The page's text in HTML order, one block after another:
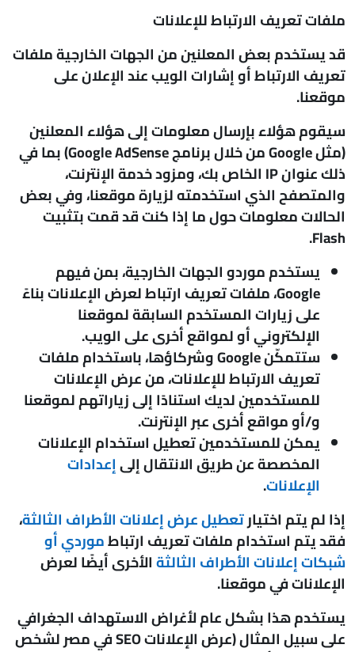
ملفات تعريف الارتباط للإعلانات
قد يستخدم بعض المعلنين من الجهات الخارجية ملفات
تعريف الارتباط أو إشارات الويب عند الإعلان على
موقعنا.
سيقوم هؤلاء بإرسال معلومات إلى هؤلاء المعلنين
(مثل Google من خلال برنامج Google AdSense) بما في
ذلك عنوان IP الخاص بك، ومزود خدمة الإنترنت،
والمتصفح الذي استخدمته لزيارة موقعنا، وفي بعض
الحالات معلومات حول ما إذا كنت قد قمت بتثبيت
Flash.
يستخدم موردو الجهات الخارجية، بمن فيهم
Google، ملفات تعريف ارتباط لعرض الإعلانات بناءً
على زيارات المستخدم السابقة لموقعنا
الإلكتروني أو لمواقع أخرى على الويب.
ستتمكّن Google وشركاؤها، باستخدام ملفات
تعريف الارتباط للإعلانات، من عرض الإعلانات
للمستخدمين لديك استنادًا إلى زياراتهم لموقعنا
و/أو مواقع أخرى عبر الإنترنت.
يمكن للمستخدمين تعطيل استخدام الإعلانات
المخصصة عن طريق الانتقال إلىإعدادات
الإعلانات.
إذا لم يتم اختيارتعطيل عرض إعلانات الأطراف الثالثة،
فقد يتم استخدام ملفات تعريف ارتباطموردي أو
شبكات إعلانات الأطراف الثالثةالأخرى أيضًا لعرض
الإعلانات في موقعنا.
يستخدم هذا بشكل عام لأغراض الاستهداف الجغرافي
على سبيل المثال (عرض الإعلانات SEO في مصر لشخص